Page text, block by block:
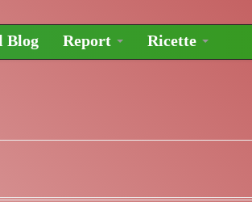
Blog Report Ricette